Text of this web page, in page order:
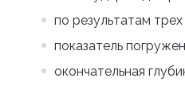
по результатам
показатель
окончательная